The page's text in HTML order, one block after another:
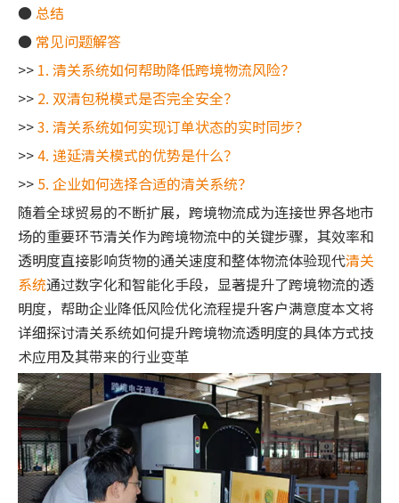
● 总结
● 常见问题解答
>> 1. 清关系统如何帮助降低跨境物流风险？
>> 2. 双清包税模式是否完全安全？
>>3. 清关系统如何实现订单状态的实时同步？
>>4. 递延清关模式的优势是什么？
>> 5. 企业如何选择合适的清关系统？
随着全球贸易的不断扩展，跨境物流成为连接世界各地市
场的重要环节清关作为跨境物流中的关键步骤，其效率和
透明度直接影响货物的通关速度和整体物流体验现代清关
系统通过数字化和智能化手段，显著提升了跨境物流的透
明度，帮助企业降低风险优化流程提升客户满意度本文将
详细探讨清关系统如何提升跨境物流透明度的具体方式技
术应用及其带来的行业变革